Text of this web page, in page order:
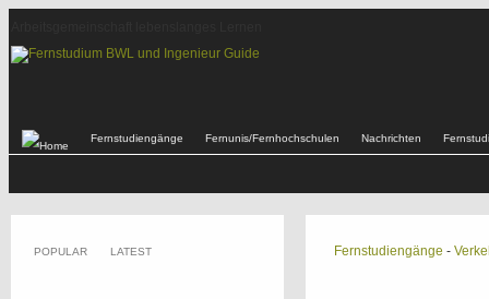
Fernstudiengänge Fernunis/Fernhochschulen Nachrichten
Fernstudiengänge -
POPULAR LATEST